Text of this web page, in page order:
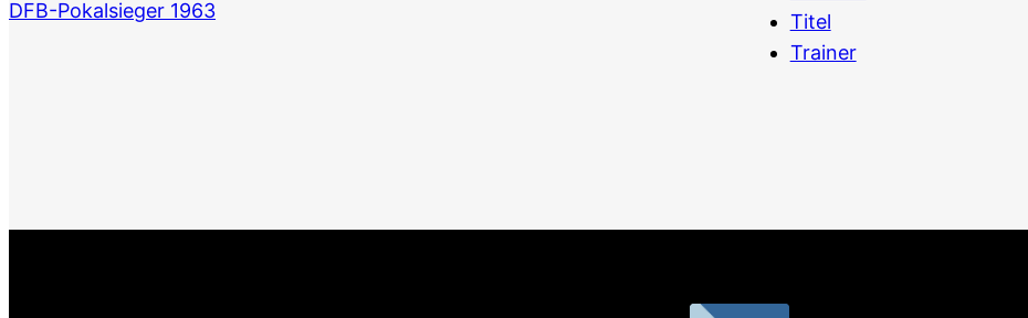
DFB-Pokalsieger 1963
Titel
Trainer